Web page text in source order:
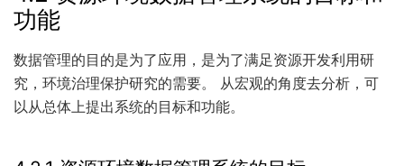
功能
数据管理的目的是为了应用，是为了满足资源开发利用研
究，环境治理保护研究的需要。 从宏观的角度去分析，可
以从总体上提出系统的目标和功能。